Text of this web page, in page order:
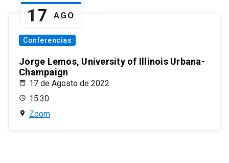
17 AGO
Conferencias
Jorge Lemos, University of Illinois Urbana-
Champaign
17 de Agosto de 2022
15:30
Zoom